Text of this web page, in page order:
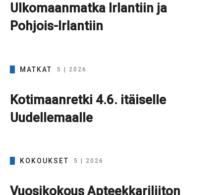
Ulkomaanmatka Irlantiin ja
Pohjois-Irlantiin
MATKAT 5 | 2026
Kotimaanretki 4.6. itäiselle
Uudellemaalle
KOKOUKSET 5 | 2026
Vuosikokous Apteekkariliiton